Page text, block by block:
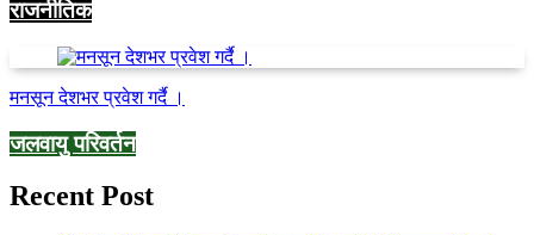
राजनीतिक
मनसून देशभर प्रवेश गर्दै ।
जलवायु परिवर्तन
Recent Post